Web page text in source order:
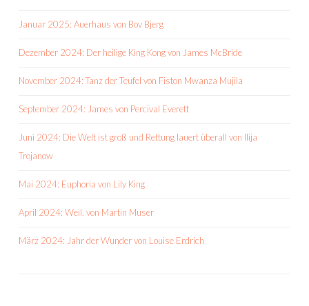
Januar 2025: Auerhaus von Bov Bjerg
Dezember 2024: Der heilige King Kong von James McBride
November 2024: Tanz der Teufel von Fiston Mwanza Mujila
September 2024: James von Percival Everett
Juni 2024: Die Welt ist groß und Rettung lauert überall von Ilija
Trojanow
Mai 2024: Euphoria von Lily King
April 2024: Weil. von Martin Muser
März 2024: Jahr der Wunder von Louise Erdrich